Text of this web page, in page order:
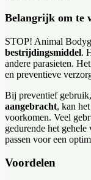
Belangrijk om te
STOP! Animal
bestrijdingsmiddel.
andere parasieten.
en preventieve
Bij preventief
aangebracht, kan
voorkomen. Veel
gedurende het
passen voor een
Voordelen